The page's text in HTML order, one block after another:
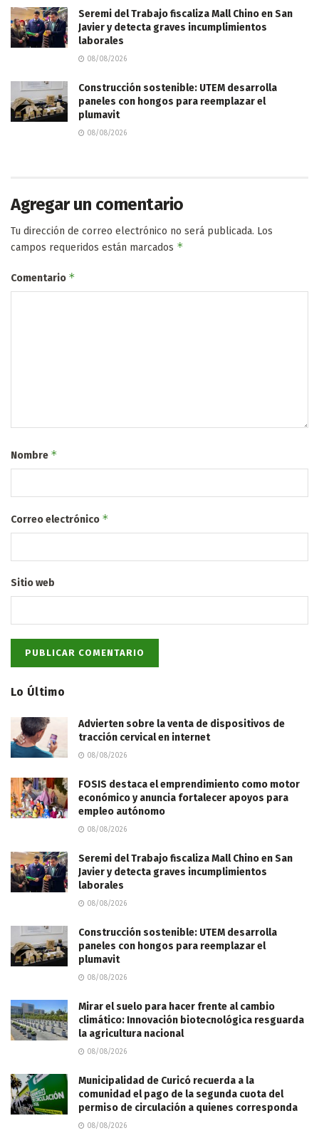
Seremi del Trabajo fiscaliza Mall Chino en San
Javier y detecta graves incumplimientos
laborales
08/08/2026
Construcción sostenible: UTEM desarrolla
paneles con hongos para reemplazar el
plumavit
08/08/2026
Agregar un comentario
Tu dirección de correo electrónico no será publicada. Los
campos requeridos están marcados *
Comentario *
Nombre *
Correo electrónico *
Sitio web
Lo Último
Advierten sobre la venta de dispositivos de
tracción cervical en internet
08/08/2026
FOSIS destaca el emprendimiento como motor
económico y anuncia fortalecer apoyos para
empleo autónomo
08/08/2026
Seremi del Trabajo fiscaliza Mall Chino en San
Javier y detecta graves incumplimientos
laborales
08/08/2026
Construcción sostenible: UTEM desarrolla
paneles con hongos para reemplazar el
plumavit
08/08/2026
Mirar el suelo para hacer frente al cambio
climático: Innovación biotecnológica resguarda
la agricultura nacional
08/08/2026
Municipalidad de Curicó recuerda a la
comunidad el pago de la segunda cuota del
permiso de circulación a quienes corresponda
08/08/2026